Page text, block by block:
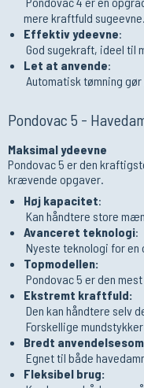
mere kraftfuld sugeevne.
Effektiv ydeevne:
God sugekraft, ideel til
Let at anvende:
Automatisk tømning
Pondovac 5 -
Maksimal ydeevne
Pondovac 5 er den
krævende opgaver.
Høj kapacitet:
Kan håndtere store
Avanceret teknologi:
Nyeste teknologi for en
Topmodellen:
Pondovac 5 er den
Ekstremt kraftfuld:
Den kan håndtere selv
Forskellige
Bredt
Egnet til både
Fleksibel brug: